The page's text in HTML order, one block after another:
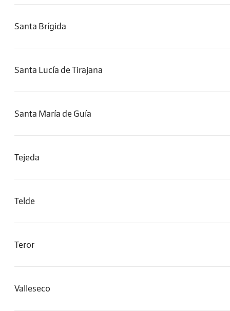
Santa Brígida
Santa Lucía de Tirajana
Santa María de Guía
Tejeda
Telde
Teror
Valleseco